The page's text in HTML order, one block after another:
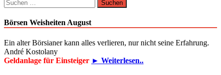
nach:
Börsen Weisheiten August
Ein alter Börsianer kann alles verlieren, nur nicht seine Erfahrung.
André Kostolany
Geldanlage für Einsteiger ► Weiterlesen..